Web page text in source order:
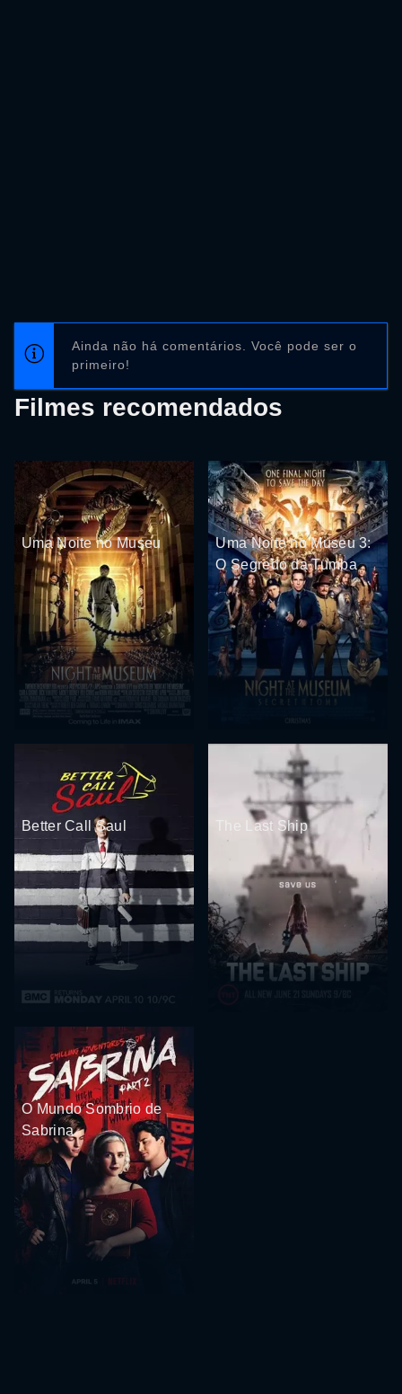
Ainda não há comentários. Você pode ser o
primeiro!
Filmes recomendados
Uma Noite no Museu
Uma Noite no Museu 3:
O Segredo da Tumba
Better Call Saul The Last Ship
O Mundo Sombrio de
Sabrina